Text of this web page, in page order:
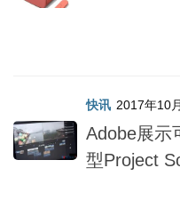
快讯 2017年10
Adobe展示
型Project